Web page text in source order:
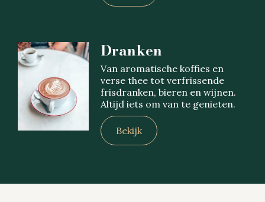
Dranken
Van aromatische koffies en
verse thee tot verfrissende
frisdranken, bieren en wijnen.
Altijd iets om van te genieten.
Bekijk